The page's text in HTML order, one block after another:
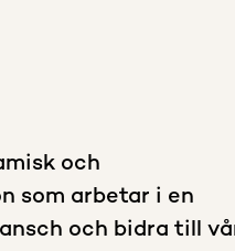
och
som arbetar i en
och bidra till